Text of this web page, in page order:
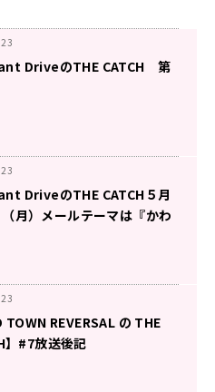
DriveのTHE CATCH 第
DriveのTHE CATCH５月
（月）メールテーマは『かわ
TOWN REVERSAL の THE
】#7放送後記